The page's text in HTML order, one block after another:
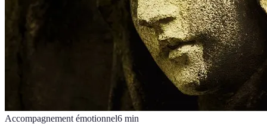
Accompagnement émotionnel6 min